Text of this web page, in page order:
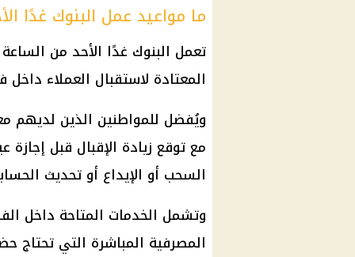
ما مواعيد عمل البنوك غدًا
المعتادة لاستقبال العملاء
ويُفضل للمواطنين الذين لديهم
مع توقع زيادة الإقبال قبل إجازة
السحب أو الإيداع أو تحديث
وتشمل الخدمات المتاحة داخل
المصرفية المباشرة التي تحتاج